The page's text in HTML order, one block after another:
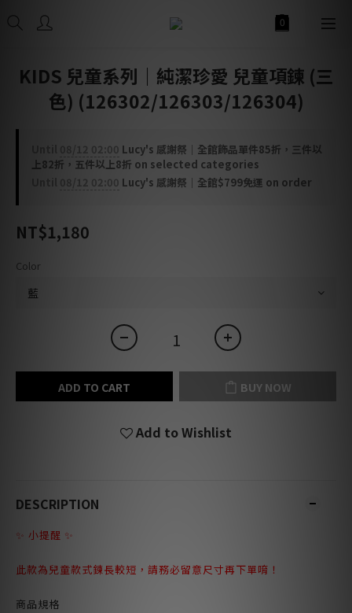
KIDS 兒童系列｜純潔珍愛 兒童項鍊 (三
色) (126302/126303/126304)
08/12 02:00 Lucy's 感謝祭｜全館飾品單件85折，三件以
上82折，五件以上8折 on selected categories
08/12 02:00 Lucy's 感謝祭｜全館$799免運 on order
NT$1,180
Color
ADD TO CART BUY NOW
Add to Wishlist
DESCRIPTION
✨ 小提醒 ✨
此款為兒童款式鍊長較短，請務必留意尺寸再下單唷！
商品規格